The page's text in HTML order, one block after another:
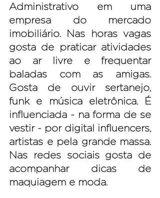
Administrativo em uma
empresa do mercado
imobiliário. Nas horas vagas
gosta de praticar atividades
ao ar livre e frequentar
baladas com as amigas.
Gosta de ouvir sertanejo,
funk e música eletrônica. É
influenciada - na forma de se
vestir - por digital influencers,
artistas e pela grande massa.
Nas redes sociais gosta de
acompanhar dicas de
maquiagem e moda.